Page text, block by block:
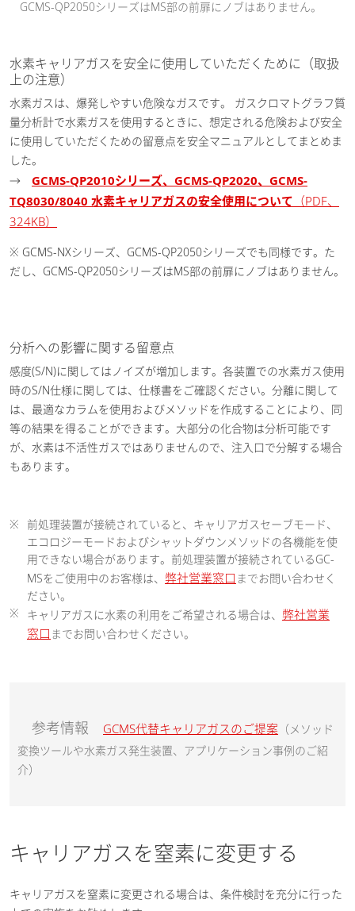
GCMS-QP2050シリーズはMS部の前扉にノブはありません。
水素キャリアガスを安全に使用していただくために（取扱
上の注意）
水素ガスは、爆発しやすい危険なガスです。 ガスクロマトグラフ質
量分析計で水素ガスを使用するときに、想定される危険および安全
に使用していただくための留意点を安全マニュアルとしてまとめま
した。
→ GCMS-QP2010シリーズ、GCMS-QP2020、GCMS-
TQ8030/8040 水素キャリアガスの安全使用について （PDF、
324KB）
※ GCMS-NXシリーズ、GCMS-QP2050シリーズでも同様です。た
だし、GCMS-QP2050シリーズはMS部の前扉にノブはありません。
分析への影響に関する留意点
感度(S/N)に関してはノイズが増加します。各装置での水素ガス使用
時のS/N仕様に関しては、仕様書をご確認ください。分離に関して
は、最適なカラムを使用およびメソッドを作成することにより、同
等の結果を得ることができます。大部分の化合物は分析可能です
が、水素は不活性ガスではありませんので、注入口で分解する場合
もあります。
※
前処理装置が接続されていると、キャリアガスセーブモード、
エコロジーモードおよびシャットダウンメソッドの各機能を使
用できない場合があります。前処理装置が接続されているGC-
MSをご使用中のお客様は、 弊社営業窓口 までお問い合わせく
ださい。
※
キャリアガスに水素の利用をご希望される場合は、 弊社営業
窓口 までお問い合わせください。
参考情報 GCMS代替キャリアガスのご提案 （メソッド
変換ツールや水素ガス発生装置、アプリケーション事例のご紹
介）
キャリアガスを窒素に変更する
キャリアガスを窒素に変更される場合は、条件検討を充分に行った